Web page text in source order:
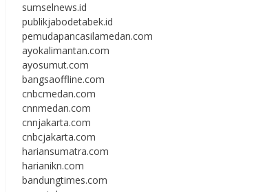
sumselnews.id
publikjabodetabek.id
pemudapancasilamedan.com
ayokalimantan.com
ayosumut.com
bangsaoffline.com
cnbcmedan.com
cnnmedan.com
cnnjakarta.com
cnbcjakarta.com
hariansumatra.com
harianikn.com
bandungtimes.com